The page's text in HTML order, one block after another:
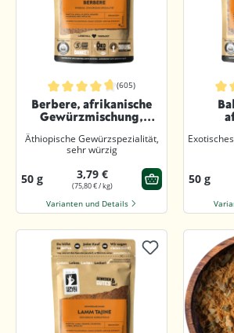
Durchschnittliche Bewertung von 4.8 von 5 Sternen
(605)
Berbere, afrikanische
Gewürzmischung,
Äthiopische Gewürzspezialität,
sehr würzig
50 g 3,79 €
(75,80 € / kg)
Varianten und Details
50 g